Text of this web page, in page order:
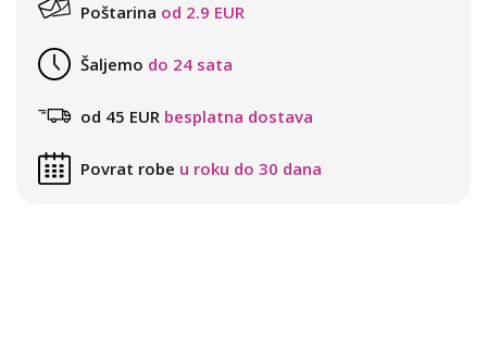
Poštarina od 2.9 EUR
Šaljemo do 24 sata
od 45 EUR besplatna dostava
Povrat robe u roku do 30 dana